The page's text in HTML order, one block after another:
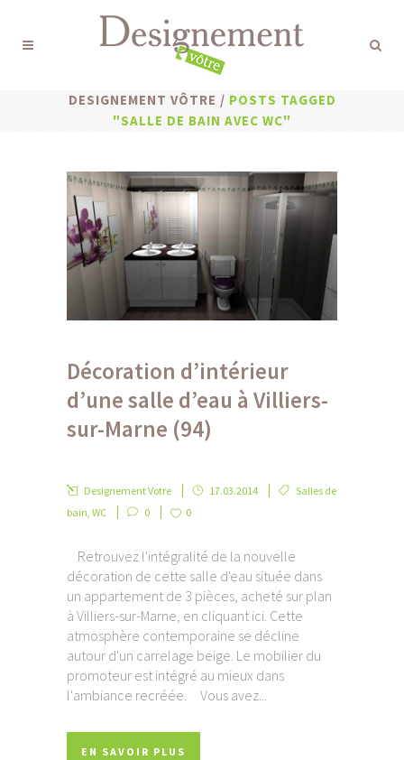
DESIGNEMENT VÔTRE / POSTS TAGGED
"SALLE DE BAIN AVEC WC"
Décoration d’intérieur
d’une salle d’eau à Villiers-
sur-Marne (94)
Designement Votre 17.03.2014
Salles de
bain, WC 0 0
Retrouvez l'intégralité de la nouvelle
décoration de cette salle d'eau située dans
un appartement de 3 pièces, acheté sur plan
à Villiers-sur-Marne, en cliquant ici. Cette
atmosphère contemporaine se décline
autour d'un carrelage beige. Le mobilier du
promoteur est intégré au mieux dans
l'ambiance recréée. Vous avez...
EN SAVOIR PLUS